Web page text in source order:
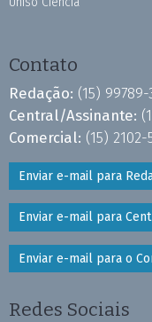
Contato
Redação: (15) 99789-
Central/Assinante:
Comercial: (15)
Enviar e-mail para
Enviar e-mail para
Enviar e-mail para o
Redes Sociais